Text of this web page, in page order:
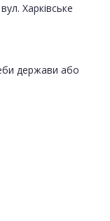
Харківське
держави або